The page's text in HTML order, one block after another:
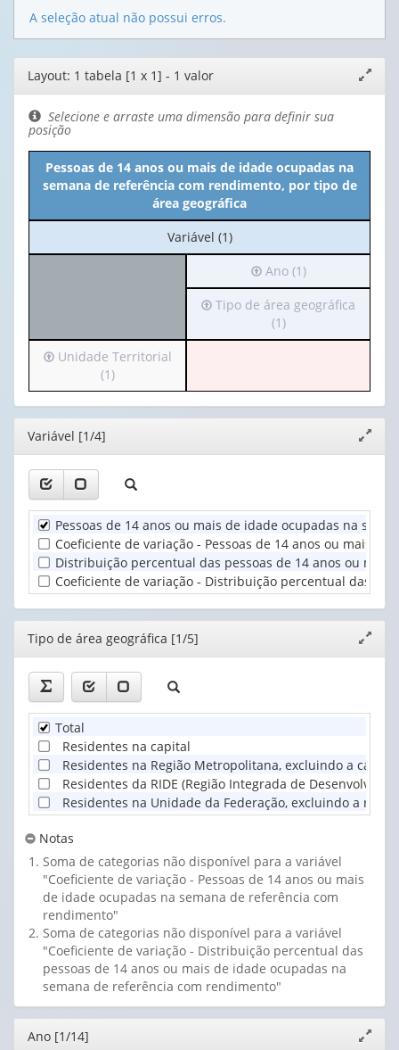
A seleção atual não possui erros.
Editor
de
layout
janela
Layout: 1 tabela [1 x 1] - 1 valor
Selecione e arraste uma dimensão para definir sua
posição
Pessoas de 14 anos ou mais de idade ocupadas na
semana de referência com rendimento, por tipo de
área geográfica
No
cabeçalho:
Variável (1)
Irá
para
o
cabeçalho
(possui
valor):
Ano (1)
Irá
o
apenas
1
geográfica
(1)
Tipo de área geográfica
(1)
Irá
o
cabeçalho
(possui
apenas
valor):
Unidade
Territorial
(1)
Unidade Territorial
(1)
Editor
janela
Variável [1/4]
Pessoas de 14 anos ou mais de idade ocupadas na
Coeficiente de variação - Pessoas de 14 anos ou mais
Distribuição percentual das pessoas de 14 anos ou
Coeficiente de variação - Distribuição percentual das
Editor
janela
Tipo de área geográfica [1/5]
Total
Residentes na capital
Residentes na Região Metropolitana, excluindo a capital
Residentes da RIDE (Região Integrada de
Residentes na Unidade da Federação, excluindo a
Notas
Soma de categorias não disponível para a variável
"Coeficiente de variação - Pessoas de 14 anos ou mais
de idade ocupadas na semana de referência com
rendimento"
Soma de categorias não disponível para a variável
"Coeficiente de variação - Distribuição percentual das
pessoas de 14 anos ou mais de idade ocupadas na
semana de referência com rendimento"
Editor
Ano [1/14]